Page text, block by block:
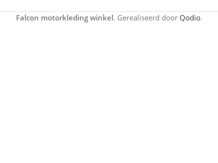
Falcon motorkleding winkel. Gerealiseerd door Qodio.